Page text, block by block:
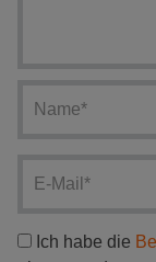
Ich habe die